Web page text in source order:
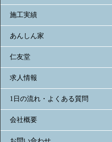
施工実績
あんしん家
仁友堂
求人情報
1日の流れ・よくある質問
会社概要